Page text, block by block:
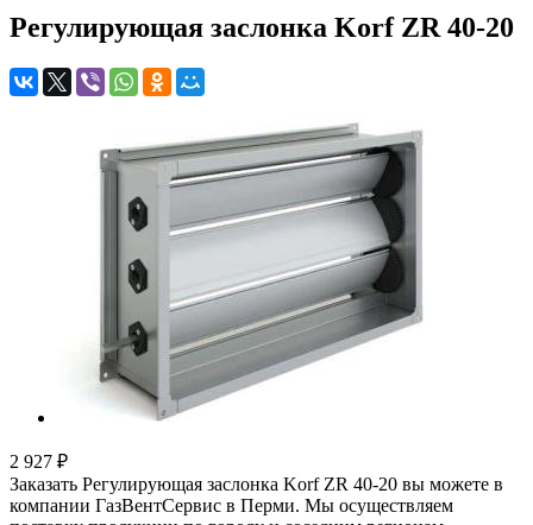
Регулирующая заслонка Korf ZR 40-20
2 927 ₽
Заказать Регулирующая заслонка Korf ZR 40-20 вы можете в
компании ГазВентСервис в Перми. Мы осуществляем